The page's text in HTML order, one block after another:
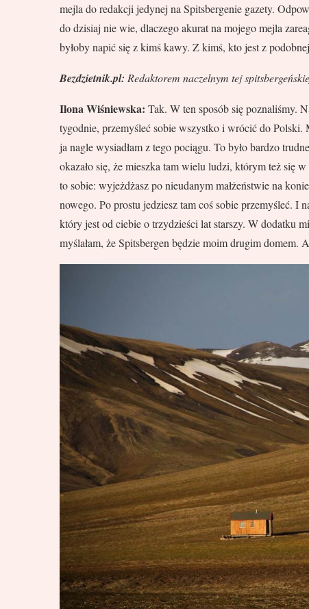
mejla do redakcji jedynej na Spitsbergenie gazety.
do dzisiaj nie wie, dlaczego akurat na mojego mejla
byłoby napić się z kimś kawy. Z kimś, kto jest z
Bezdzietnik.pl: Redaktorem naczelnym tej
Ilona Wiśniewska: Tak. W ten sposób się poznaliśmy.
tygodnie, przemyśleć sobie wszystko i wrócić do
ja nagle wysiadłam z tego pociągu. To było bardzo
okazało się, że mieszka tam wielu ludzi, którym też się
to sobie: wyjeżdżasz po nieudanym małżeństwie na
nowego. Po prostu jedziesz tam coś sobie przemyśleć. I
który jest od ciebie o trzydzieści lat starszy. W dodatku
myślałam, że Spitsbergen będzie moim drugim domem.